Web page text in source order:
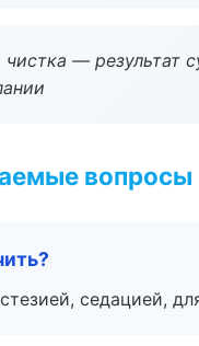
— результат
вопросы
седацией,